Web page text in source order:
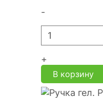
-
+
В корзину